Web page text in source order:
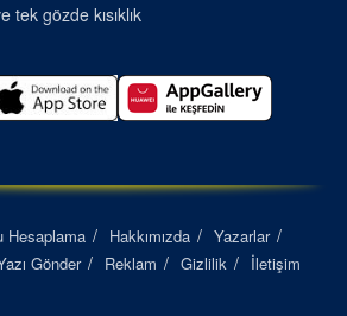
gözde kısıklık
Hesaplama Hakkımızda
Yazarlar
Gönder Reklam Gizlilik İletişim